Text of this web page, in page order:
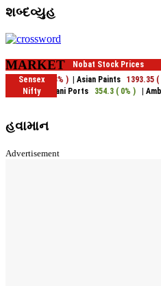
શબ્દવ્યુહ
MARKET
હવામાન
Advertisement